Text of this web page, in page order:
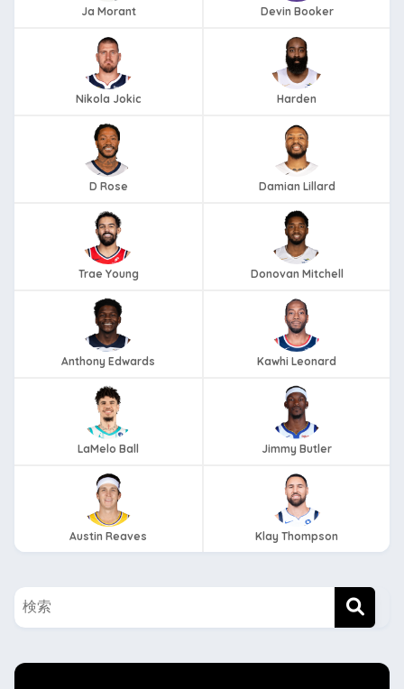
Ja Morant Devin Booker
Nikola Jokic Harden
D Rose Damian Lillard
Trae Young Donovan Mitchell
Anthony Edwards Kawhi Leonard
LaMelo Ball Jimmy Butler
Austin Reaves Klay Thompson